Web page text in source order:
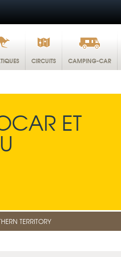
CIRCUITS CAMPING-CAR
ET
TERRITORY